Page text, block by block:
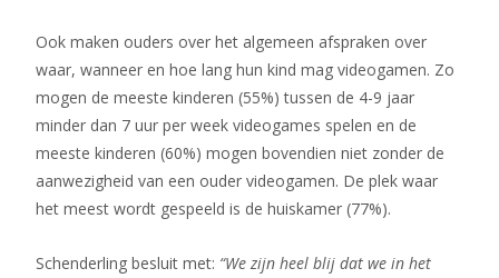
Ook maken ouders over het algemeen afspraken over
waar, wanneer en hoe lang hun kind mag videogamen. Zo
mogen de meeste kinderen (55%) tussen de 4-9 jaar
minder dan 7 uur per week videogames spelen en de
meeste kinderen (60%) mogen bovendien niet zonder de
aanwezigheid van een ouder videogamen. De plek waar
het meest wordt gespeeld is de huiskamer (77%).
Schenderling besluit met: “We zijn heel blij dat we in het